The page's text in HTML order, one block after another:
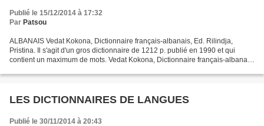
Publié le 15/12/2014 à 17:32
Par Patsou
ALBANAIS Vedat Kokona, Dictionnaire français-albanais, Ed. Rilindja,
Pristina. Il s'agit d'un gros dictionnaire de 1212 p. publié en 1990 et qui
contient un maximum de mots. Vedat Kokona, Dictionnaire français-albanais,
LES DICTIONNAIRES DE LANGUES
Publié le 30/11/2014 à 20:43